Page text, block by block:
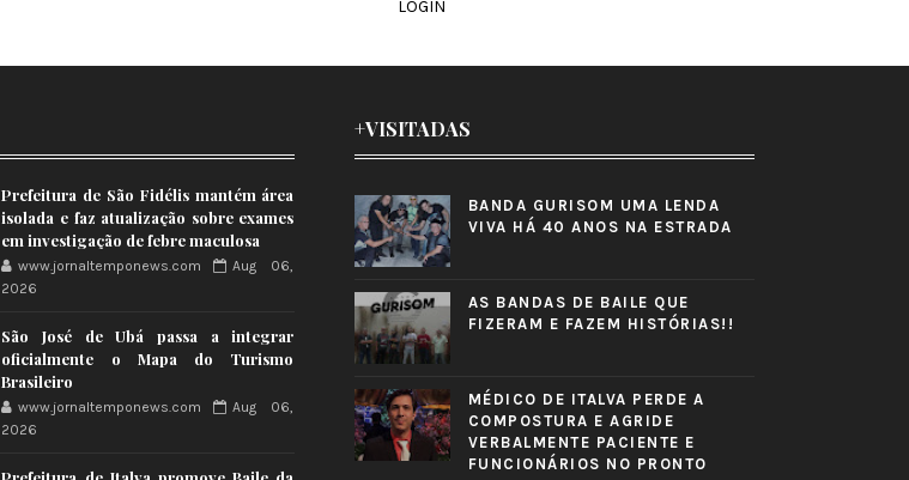
LOGIN
Prefeitura de São Fidélis mantém área
isolada e faz atualização sobre exames
em investigação de febre maculosa
www.jornaltemponews.com
Aug 06,
2026
São José de Ubá passa a integrar
oficialmente o Mapa do Turismo
Brasileiro
www.jornaltemponews.com
Aug 06,
2026
+VISITADAS
BANDA GURISOM UMA LENDA
VIVA HÁ 40 ANOS NA ESTRADA
AS BANDAS DE BAILE QUE
FIZERAM E FAZEM HISTÓRIAS!!
MÉDICO DE ITALVA PERDE A
COMPOSTURA E AGRIDE
VERBALMENTE PACIENTE E
FUNCIONÁRIOS NO PRONTO